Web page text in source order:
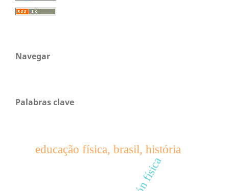
Navegar
Palabras clave
educação física, brasil, história